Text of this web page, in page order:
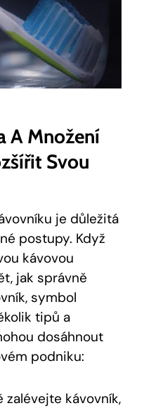
A Množení
Svou
je důležitá
postupy. Když
kávovou
jak správně
symbol
tipů a
dosáhnout
podniku:
zalévejte kávovník,